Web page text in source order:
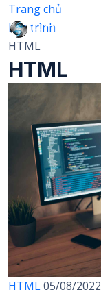
Trang chủ
Lập trình
HTML
HTML
HTML05/08/2022